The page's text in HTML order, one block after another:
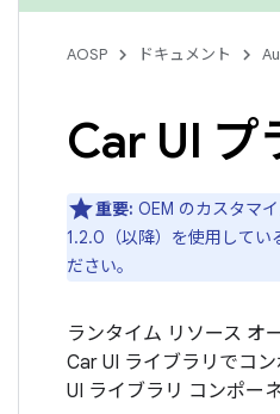
AOSP ドキュメント
Car UI プ
重要: OEM のカスタマ
1.2.0（以降）を使用してい
ださい。
ランタイム リソース オ
Car UI ライブラリでコ
UI ライブラリ コンポー